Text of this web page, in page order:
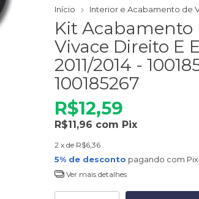
Início Interior e Acabamento de
Kit Acabamento
Vivace Direito E
2011/2014 -
100185267
R$12,59
R$11,96 com Pix
2 x de R$6,36
5% de desconto pagando com Pix
Ver mais detalhes